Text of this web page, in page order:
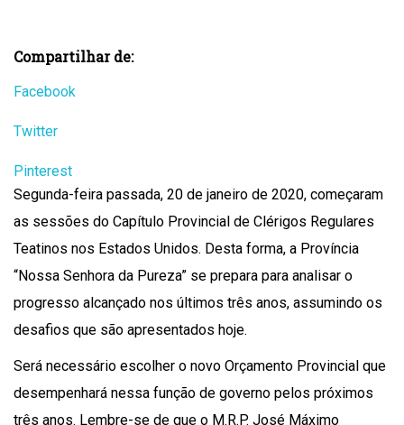
Compartilhar de:
Facebook
Twitter
Pinterest
Segunda-feira passada, 20 de janeiro de 2020, começaram
as sessões do Capítulo Provincial de Clérigos Regulares
Teatinos nos Estados Unidos. Desta forma, a Província
“Nossa Senhora da Pureza” se prepara para analisar o
progresso alcançado nos últimos três anos, assumindo os
desafios que são apresentados hoje.
Será necessário escolher o novo Orçamento Provincial que
desempenhará nessa função de governo pelos próximos
três anos. Lembre-se de que o M.R.P. José Máximo